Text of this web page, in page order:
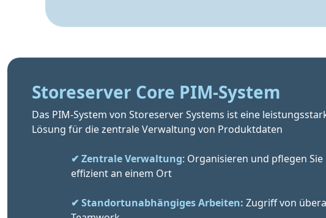
Storeserver Core PIM-System
Das PIM-System von Storeserver Systems ist eine
Lösung für die zentrale Verwaltung von Produktdaten
✔ Zentrale Verwaltung: Organisieren und pflegen
                effizient an einem Ort
✔ Standortunabhängiges Arbeiten: Zugriff von